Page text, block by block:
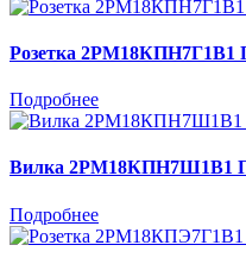
Розетка
Подробнее
Вилка 2РМ18КПН7Ш1В1
Подробнее